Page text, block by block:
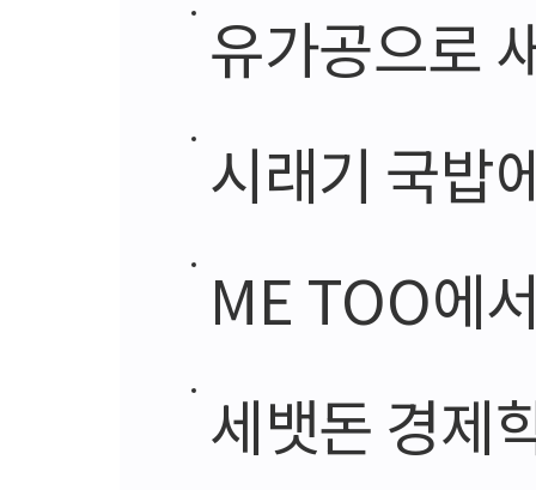
유가공으로
시래기 국밥
ME TOO에
세뱃돈 경제